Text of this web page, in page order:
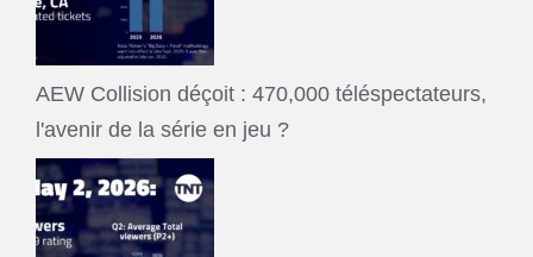
AEW Collision déçoit : 470,000 téléspectateurs,
l'avenir de la série en jeu ?